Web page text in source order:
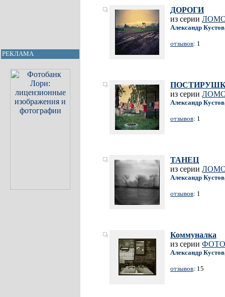
РЕКЛАМА
ДОРОГИ
из серии
Александр Кустов
отзывов: 1
из серии
Александр Кустов
отзывов: 1
ТАНЕЦ
из серии
Александр Кустов
отзывов: 1
Коммуналка
из серии
Александр Кустов
отзывов: 15